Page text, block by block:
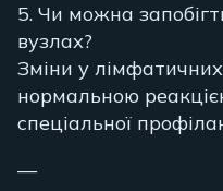
5. Чи можна
вузлах?
Зміни у
нормальною
спеціальної
—